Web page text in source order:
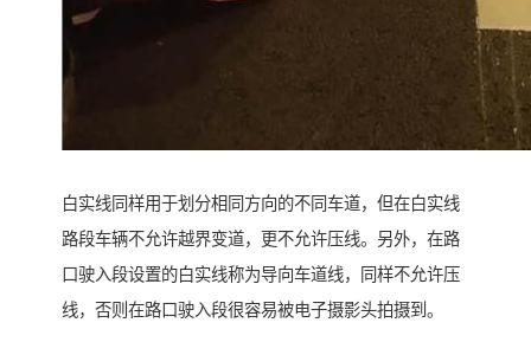
白实线同样用于划分相同方向的不同车道，但在白实线
路段车辆不允许越界变道，更不允许压线。另外，在路
口驶入段设置的白实线称为导向车道线，同样不允许压
线，否则在路口驶入段很容易被电子摄影头拍摄到。